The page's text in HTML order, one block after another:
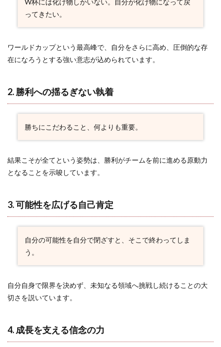
ない
執着
能性
を広
支え
2.5
の差
を埋
める
意識
2.6
6. 安
なき
追求
日々
W杯には化け物しかいない。自分が化け物になって戻
ってきたい。
ワールドカップという最高峰で、自分をさらに高め、圧倒的な存
在になろうとする強い意志が込められています。
2. 勝利への揺るぎない執着
勝ちにこだわること、何よりも重要。
結果こそが全てという姿勢は、勝利がチームを前に進める原動力
となることを示唆しています。
3. 可能性を広げる自己肯定
自分の可能性を自分で閉ざすと、そこで終わってしま
う。
自分自身で限界を決めず、未知なる領域へ挑戦し続けることの大
切さを説いています。
4. 成長を支える信念の力